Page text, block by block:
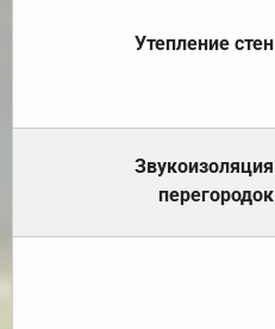
Утепление стен
Звукоизоляция
перегородок